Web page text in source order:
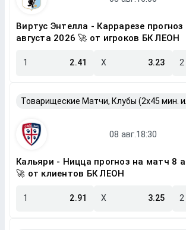
Виртус Энтелла - Каррарезе
августа 2026 🚀 от игроков БК ЛЕОН
1 2.41 X 3.23 2
Кальяри - Ницца прогноз на матч 8
🚀 от клиентов БК ЛЕОН
1 2.91 X 3.25 2